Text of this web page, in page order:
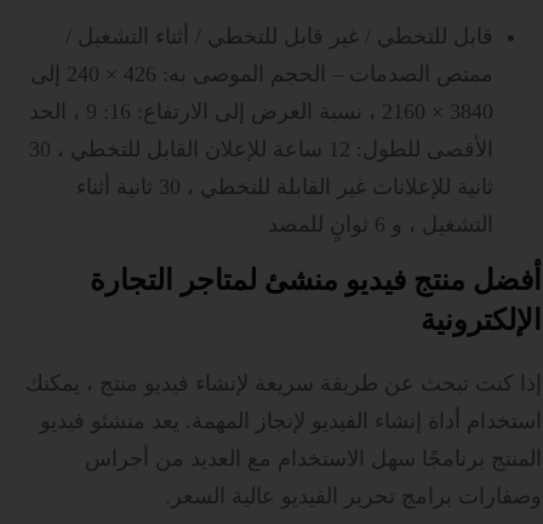
قابل للتخطي / غير قابل للتخطي / أثناء التشغيل /
ممتص الصدمات – الحجم الموصى به: 426 × 240 إلى
3840 × 2160 ، نسبة العرض إلى الارتفاع: 16: 9 ، الحد
الأقصى للطول: 12 ساعة للإعلان القابل للتخطي ، 30
ثانية للإعلانات غير القابلة للتخطي ، 30 ثانية أثناء
التشغيل ، و 6 ثوانٍ للمصد
أفضل منتج فيديو منشئ لمتاجر التجارة
الإلكترونية
إذا كنت تبحث عن طريقة سريعة لإنشاء فيديو منتج ، يمكنك
استخدام أداة إنشاء الفيديو لإنجاز المهمة. يعد منشئو فيديو
المنتج برنامجًا سهل الاستخدام مع العديد من أجراس
وصفارات برامج تحرير الفيديو عالية السعر.